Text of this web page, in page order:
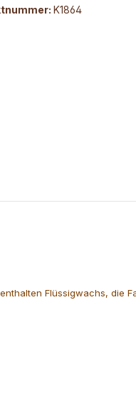
K1864
Flüssigwachs, die